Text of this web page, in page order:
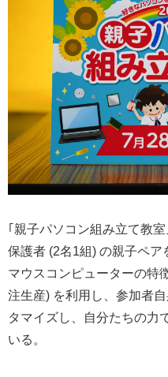
｢親子パソコン組み立て教
保護者 (2名1組) の親子ペア
マウスコンピューターの特
注生産) を利用し、参加者
タマイズし、自分たちの力
いる。